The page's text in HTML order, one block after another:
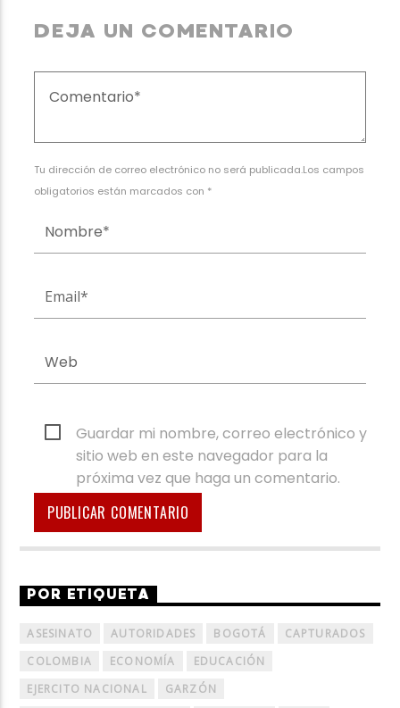
DEJA UN COMENTARIO
Tu dirección de correo electrónico no será publicada.Los campos
obligatorios están marcados con *
Guardar mi nombre, correo electrónico y
sitio web en este navegador para la
próxima vez que haga un comentario.
POR ETIQUETA
ASESINATO AUTORIDADES BOGOTÁ
CAPTURADOS
COLOMBIA
ECONOMÍA
EDUCACIÓN
EJERCITO NACIONAL
GARZÓN